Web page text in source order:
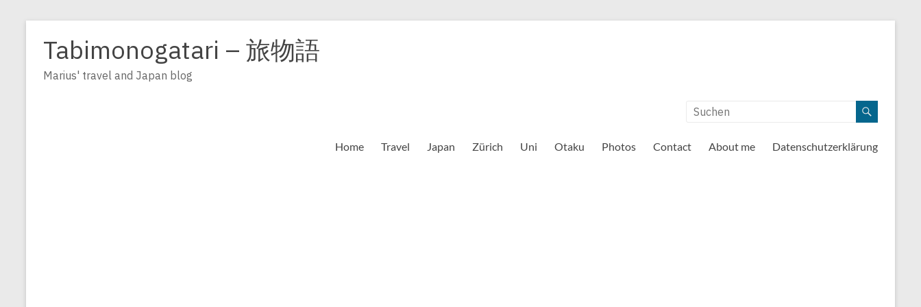
Inhalt
springen
Tabimonogatari – 旅物語
Marius' travel and Japan blog
Home Travel Japan Zürich Uni Otaku Photos Contact About me Datenschutzerklärung